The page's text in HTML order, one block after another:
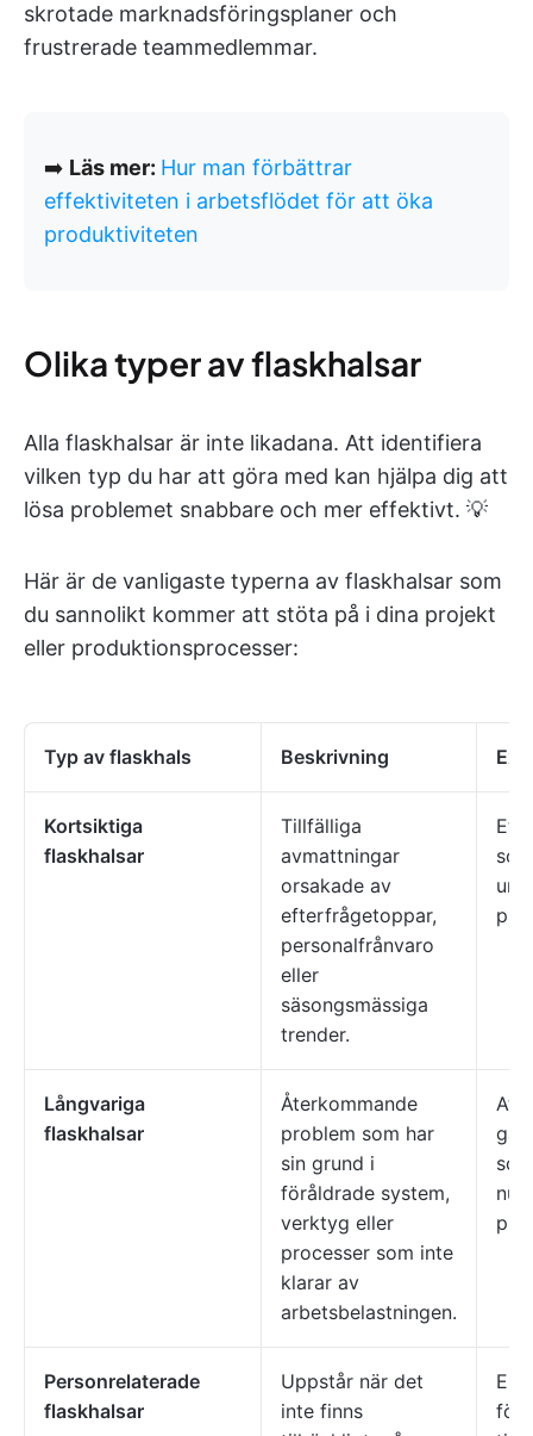
skrotade marknadsföringsplaner och
frustrerade teammedlemmar.
➡️ Läs mer: Hur man förbättrar
effektiviteten i arbetsflödet för att öka
produktiviteten
Olika typer av flaskhalsar
Alla flaskhalsar är inte likadana. Att identifiera
vilken typ du har att göra med kan hjälpa dig att
lösa problemet snabbare och mer effektivt. 💡
Här är de vanligaste typerna av flaskhalsar som
du sannolikt kommer att stöta på i dina projekt
eller produktionsprocesser:
Typ av flaskhals Beskrivning
Kortsiktiga
flaskhalsar
Tillfälliga
avmattningar
orsakade av
efterfrågetoppar,
personalfrånvaro
eller
säsongsmässiga
trender.
Ett
Långvariga
flaskhalsar
Återkommande
problem som har
sin grund i
föråldrade system,
verktyg eller
processer som inte
klarar av
arbetsbelastningen.
Att
Personrelaterade
flaskhalsar
Uppstår när det
inte finns
En